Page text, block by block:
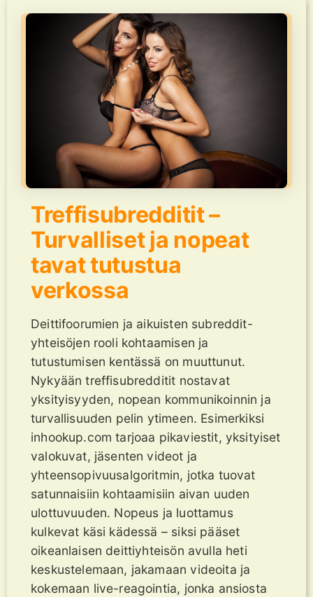
Treffisubredditit –
Turvalliset ja nopeat
tavat tutustua
verkossa
Deittifoorumien ja aikuisten subreddit-
yhteisöjen rooli kohtaamisen ja
tutustumisen kentässä on muuttunut.
Nykyään treffisubredditit nostavat
yksityisyyden, nopean kommunikoinnin ja
turvallisuuden pelin ytimeen. Esimerkiksi
inhookup.com tarjoaa pikaviestit, yksityiset
valokuvat, jäsenten videot ja
yhteensopivuusalgoritmin, jotka tuovat
satunnaisiin kohtaamisiin aivan uuden
ulottuvuuden. Nopeus ja luottamus
kulkevat käsi kädessä – siksi pääset
oikeanlaisen deittiyhteisön avulla heti
keskustelemaan, jakamaan videoita ja
kokemaan live-reagointia, jonka ansiosta